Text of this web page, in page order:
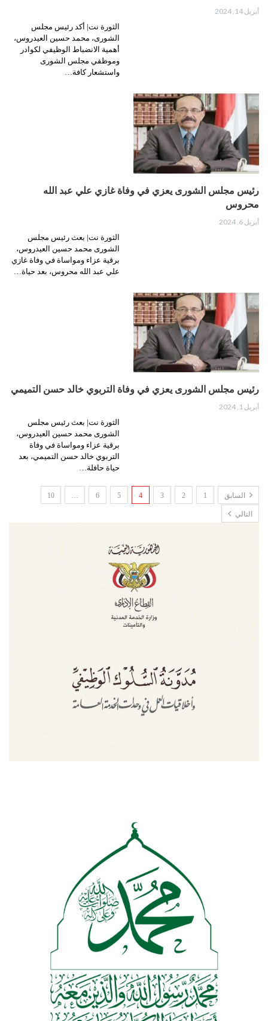
أبريل 14, 2024
الثورة نت| أكد رئيس مجلس
الشورى، محمد حسين العيدروس،
أهمية الانضباط الوظيفي لكوادر
وموظفي مجلس الشورى
واستشعار كافة…
رئيس مجلس الشورى يعزي في وفاة غازي علي عبد الله
محروس
أبريل 6, 2024
الثورة نت| بعث رئيس مجلس
الشورى محمد حسين العيدروس،
برقية عزاء ومواساة في وفاة غازي
علي عبد الله محروس، بعد حياة…
رئيس مجلس الشورى يعزي في وفاة التربوي خالد حسن التميمي
أبريل 1, 2024
الثورة نت| بعث رئيس مجلس
الشورى محمد حسين العيدروس،
برقية عزاء ومواساة في وفاة
التربوي خالد حسن التميمي، بعد
حياة حافلة…
السابق 1
2
3
4
5
6
…
10
التالي